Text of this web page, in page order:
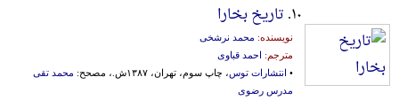
۱۰. تاریخ بخارا
نویسنده: محمد نرشخی
مترجم: احمد قباوی
• انتشارات توس، چاپ سوم، تهران، ۱۳۸۷ش.، مصحح:
محمد تقی
مدرس رضوی